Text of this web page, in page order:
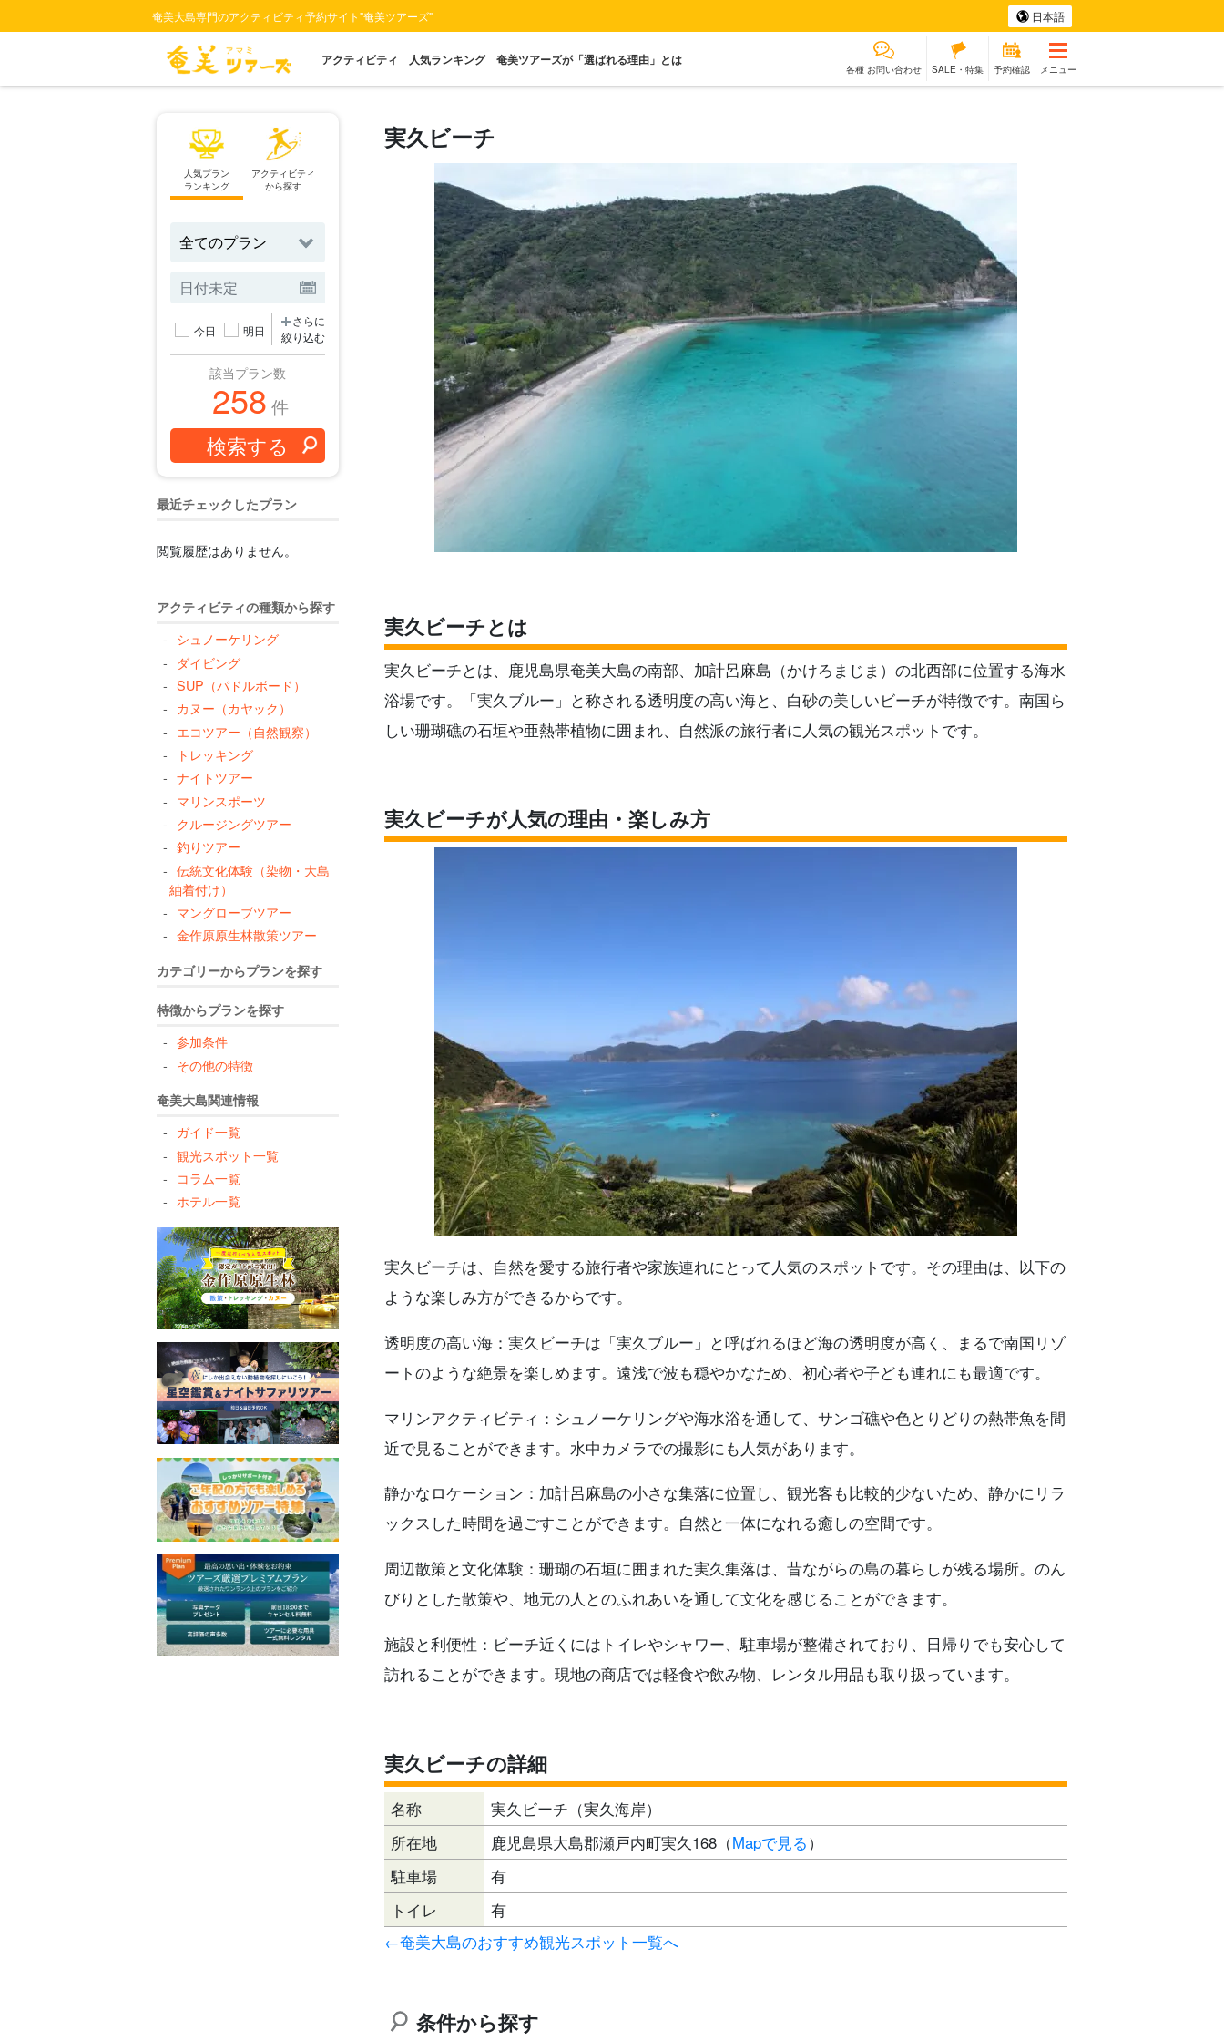
奄美大島専門のアクティビティ予約サイト"奄美ツアーズ" 日本語
アクティビティ 人気ランキング 奄美ツアーズが「選ばれる理由」とは
各種 お問い合わせ SALE・特集 予約確認 メニュー
人気プラン
ランキング
アクティビティ
から探す
ウォッチング
今日 明日
さらに
絞り込む
該当プラン数
258 件
最近チェックしたプラン
閲覧履歴はありません。
アクティビティの種類から探す
シュノーケリング
ダイビング
SUP（パドルボード）
カヌー（カヤック）
エコツアー（自然観察）
トレッキング
ナイトツアー
マリンスポーツ
クルージングツアー
釣りツアー
伝統文化体験（染物・大島
紬着付け）
マングローブツアー
金作原原生林散策ツアー
カテゴリーからプランを探す
特徴からプランを探す
参加条件
その他の特徴
奄美大島関連情報
ガイド一覧
観光スポット一覧
コラム一覧
ホテル一覧
実久ビーチ
実久ビーチとは
実久ビーチとは、鹿児島県奄美大島の南部、加計呂麻島（かけろまじま）の北西部に位置する海水
浴場です。「実久ブルー」と称される透明度の高い海と、白砂の美しいビーチが特徴です。南国ら
しい珊瑚礁の石垣や亜熱帯植物に囲まれ、自然派の旅行者に人気の観光スポットです。
実久ビーチが人気の理由・楽しみ方
実久ビーチは、自然を愛する旅行者や家族連れにとって人気のスポットです。その理由は、以下の
ような楽しみ方ができるからです。
透明度の高い海：実久ビーチは「実久ブルー」と呼ばれるほど海の透明度が高く、まるで南国リゾ
ートのような絶景を楽しめます。遠浅で波も穏やかなため、初心者や子ども連れにも最適です。
マリンアクティビティ：シュノーケリングや海水浴を通して、サンゴ礁や色とりどりの熱帯魚を間
近で見ることができます。水中カメラでの撮影にも人気があります。
静かなロケーション：加計呂麻島の小さな集落に位置し、観光客も比較的少ないため、静かにリラ
ックスした時間を過ごすことができます。自然と一体になれる癒しの空間です。
周辺散策と文化体験：珊瑚の石垣に囲まれた実久集落は、昔ながらの島の暮らしが残る場所。のん
びりとした散策や、地元の人とのふれあいを通して文化を感じることができます。
施設と利便性：ビーチ近くにはトイレやシャワー、駐車場が整備されており、日帰りでも安心して
訪れることができます。現地の商店では軽食や飲み物、レンタル用品も取り扱っています。
実久ビーチの詳細
名称
実久ビーチ（実久海岸）
所在地
鹿児島県大島郡瀬戸内町実久168（Mapで見る）
駐車場
有
トイレ
有
←奄美大島のおすすめ観光スポット一覧へ
条件から探す